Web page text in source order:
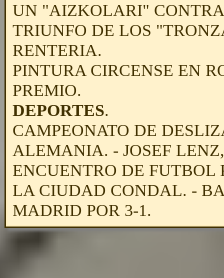
UN "AIZKOLARI" CONTRA
TRIUNFO DE LOS
RENTERIA.
PINTURA CIRCENSE EN
PREMIO.
DEPORTES.
CAMPEONATO DE
ALEMANIA. - JOSEF
ENCUENTRO DE FUTBOL
LA CIUDAD CONDAL. -
MADRID POR 3-1.